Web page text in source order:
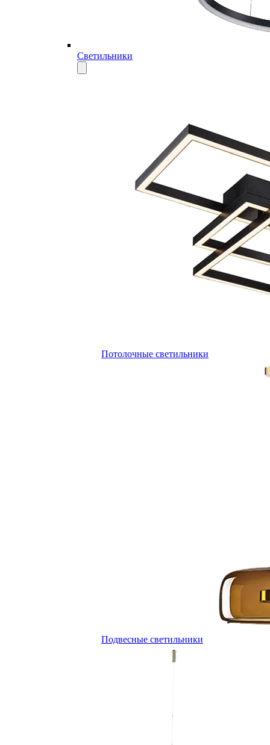
Светильники
Потолочные светильники
Подвесные светильники